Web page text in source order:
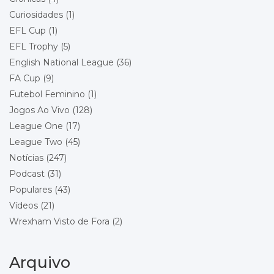
Championship - Round 22
Wrexham
Queens Park Rangers
Local: Racecourse Ground
Championship - Round 23
Stoke City
Wrexham
Local: Bet365 Stadium
Championship - Round 24
Wrexham
Blackburn Rovers
Championship - Round 25
Wrexham
Championship - Round 26
Curiosidades (1)
EFL Cup (1)
EFL Trophy (5)
English National League (36)
FA Cup (9)
Futebol Feminino (1)
Jogos Ao Vivo (128)
League One (17)
League Two (45)
Notícias (247)
Podcast (31)
Populares (43)
Vídeos (21)
Wrexham Visto de Fora (2)
Arquivo